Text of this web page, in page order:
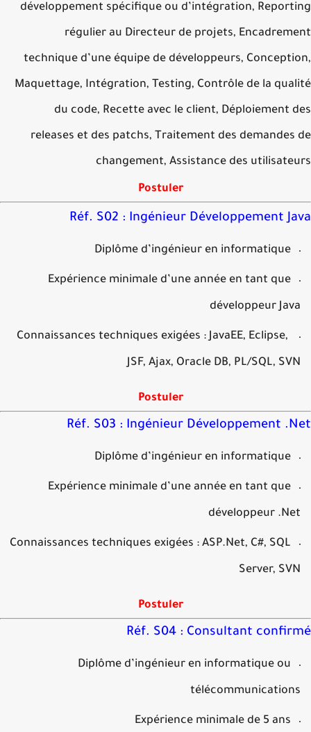
développement spécifique ou d’intégration,
régulier au Directeur de projets,
technique d’une équipe de développeurs,
Maquettage, Intégration, Testing, Contrôle de la
du code, Recette avec le client, Déploiement
releases et des patchs, Traitement des
changement, Assistance des
Postuler
Réf. S02 : Ingénieur Développement
Diplôme d’ingénieur en informatique
Expérience minimale d’une année en tant que
développeur
Connaissances techniques exigées : JavaEE, Eclipse,
JSF, Ajax, Oracle DB, PL/SQL,
Postuler
Réf. S03 : Ingénieur Développement
Diplôme d’ingénieur en informatique
Expérience minimale d’une année en tant que
développeur
Connaissances techniques exigées : ASP.Net, C#, SQL
Server,
Postuler
Réf. S04 : Consultant
Diplôme d’ingénieur en informatique ou
Expérience minimale de 5 ans